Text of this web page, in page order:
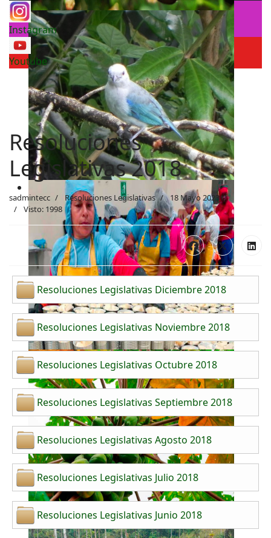
Instagram
Youtube
Resoluciones
Legislativas 2018
sadmintecc Resoluciones Legislativas
18 Mayo 2023
Visto: 1998
Resoluciones Legislativas Diciembre 2018
Resoluciones Legislativas Noviembre 2018
Resoluciones Legislativas Octubre 2018
Resoluciones Legislativas Septiembre 2018
Resoluciones Legislativas Agosto 2018
Resoluciones Legislativas Julio 2018
Resoluciones Legislativas Junio 2018